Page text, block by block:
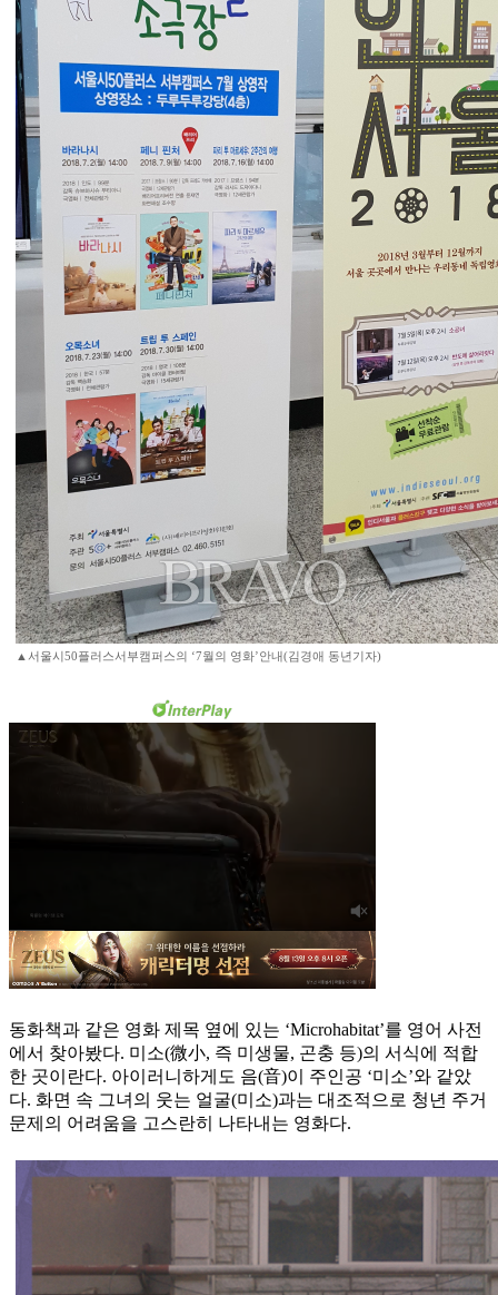
▲서울시50플러스서부캠퍼스의 ‘7월의 영화’안내(김경애 동년기자)
동화책과 같은 영화 제목 옆에 있는 ‘Microhabitat’를 영어 사전
에서 찾아봤다. 미소(微小, 즉 미생물, 곤충 등)의 서식에 적합
한 곳이란다. 아이러니하게도 음(音)이 주인공 ‘미소’와 같았
다. 화면 속 그녀의 웃는 얼굴(미소)과는 대조적으로 청년 주거
문제의 어려움을 고스란히 나타내는 영화다.